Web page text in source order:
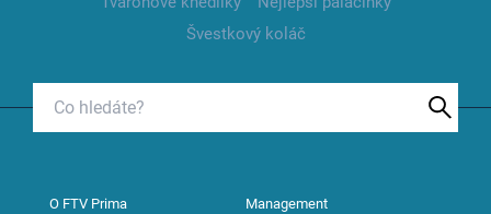
Švestkový koláč
O FTV Prima Management